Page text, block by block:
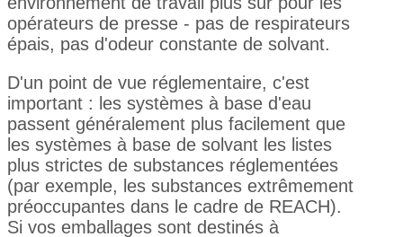
opérateurs de presse - pas de respirateurs
épais, pas d'odeur constante de solvant.
D'un point de vue réglementaire, c'est
important : les systèmes à base d'eau
passent généralement plus facilement que
les systèmes à base de solvant les listes
plus strictes de substances réglementées
(par exemple, les substances extrêmement
préoccupantes dans le cadre de REACH).
Si vos emballages sont destinés à